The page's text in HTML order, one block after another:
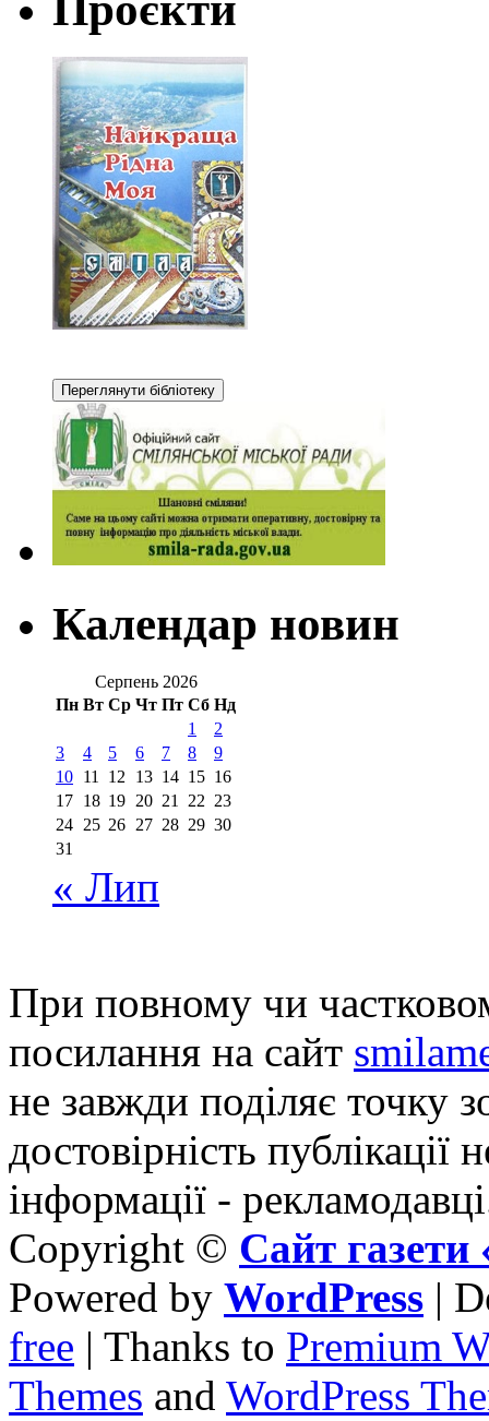
Календар новин
Серпень 2026
Пн Вт Ср Чт Пт Сб Нд
1
2
3
4 5 6 7 8
9
10 11 12 13 14 15 16
17 18 19 20 21 22 23
24 25 26 27 28 29 30
31
« Лип
При повному чи
посилання на сайт
не завжди поділяє точку
достовірність публікації
інформації -
Copyright © Сайт
Powered by WordPress |
free | Thanks to Premium
Themes and WordPress